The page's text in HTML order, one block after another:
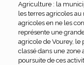
Agriculture : la
les terres agricoles
agricoles en ne les
représente une
agricole de Vourey, le
classé dans une
poursuite de ces